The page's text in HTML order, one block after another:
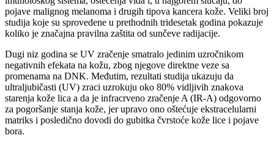
pojave malignog melanoma i drugih tipova kancera kože. Veliki broj
studija koje su sprovedene u prethodnih tridesetak godina pokazuje
koliko je značajna pravilna zaštita od sunčeve radijacije.
Dugi niz godina se UV zračenje smatralo jedinim uzročnikom
negativnih efekata na kožu, zbog njegove direktne veze sa
promenama na DNK. Međutim, rezultati studija ukazuju da
ultraljubičasti (UV) zraci uzrokuju oko 80% vidljivih znakova
starenja kože lica a da je infracrveno zračenje A (IR-A) odgovorno
za pogoršanje stanja kože, jer upravo ono oštećuje ekstracelularni
matriks i posledično dovodi do gubitka čvrstoće kože lice i pojave
bora.